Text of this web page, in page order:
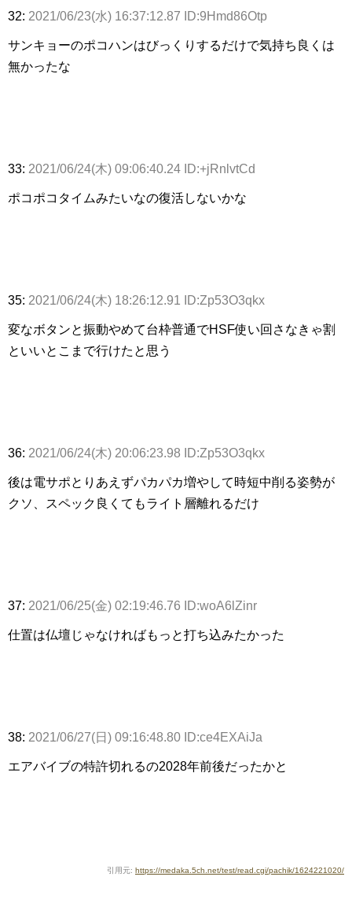
32: 2021/06/23(水) 16:37:12.87 ID:9Hmd86Otp
サンキョーのポコハンはびっくりするだけで気持ち良くは
無かったな
33: 2021/06/24(木) 09:06:40.24 ID:+jRnlvtCd
ポコポコタイムみたいなの復活しないかな
35: 2021/06/24(木) 18:26:12.91 ID:Zp53O3qkx
変なボタンと振動やめて台枠普通でHSF使い回さなきゃ割
といいとこまで行けたと思う
36: 2021/06/24(木) 20:06:23.98 ID:Zp53O3qkx
後は電サポとりあえずパカパカ増やして時短中削る姿勢が
クソ、スペック良くてもライト層離れるだけ
37: 2021/06/25(金) 02:19:46.76 ID:woA6lZinr
仕置は仏壇じゃなければもっと打ち込みたかった
38: 2021/06/27(日) 09:16:48.80 ID:ce4EXAiJa
エアバイブの特許切れるの2028年前後だったかと
引用元: https://medaka.5ch.net/test/read.cgi/pachik/1624221020/